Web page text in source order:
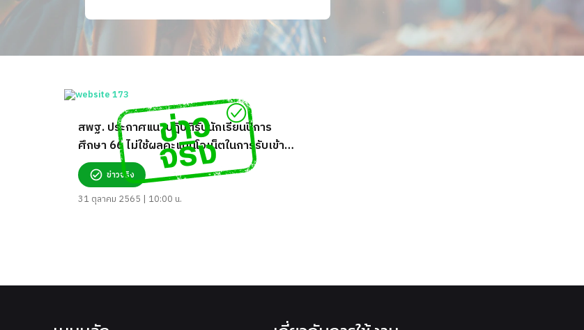
สพฐ. ประกาศแนวปฎิบัติรับนักเรียนปีการ
ศึกษา 66 ไม่ใช้ผลคะแนนโอเน็ตในการรับเข้า
ศึกษาต่อในระดับชั้นม.1 และม.4 จริงหรือ?
ข่าวจริง
31 ตุลาคม 2565 | 10:00 น.